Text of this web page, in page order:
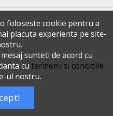
Rezervate.
foloseste cookie pentru a
placuta experienta pe site-
sunteti de acord cu
cu termenii si conditiile
ul nostru.